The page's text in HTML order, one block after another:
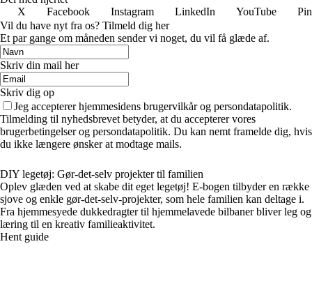
X
Facebook Instagram LinkedIn YouTube
Vil du have nyt fra os? Tilmeld dig her
Et par gange om måneden sender vi noget, du vil få glæde af.
Skriv din mail her
Skriv dig op
Jeg accepterer hjemmesidens brugervilkår og persondatapolitik.
Tilmelding til nyhedsbrevet betyder, at du accepterer vores
brugerbetingelser og persondatapolitik. Du kan nemt framelde dig, hvis
du ikke længere ønsker at modtage mails.
DIY legetøj: Gør-det-selv projekter til familien
Oplev glæden ved at skabe dit eget legetøj! E-bogen tilbyder en række
sjove og enkle gør-det-selv-projekter, som hele familien kan deltage i.
Fra hjemmesyede dukkedragter til hjemmelavede bilbaner bliver leg og
læring til en kreativ familieaktivitet.
Hent guide